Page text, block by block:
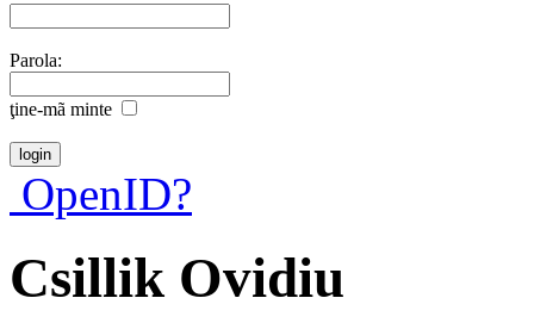
Parola:
ţine-mã minte
OpenID?
Csillik Ovidiu